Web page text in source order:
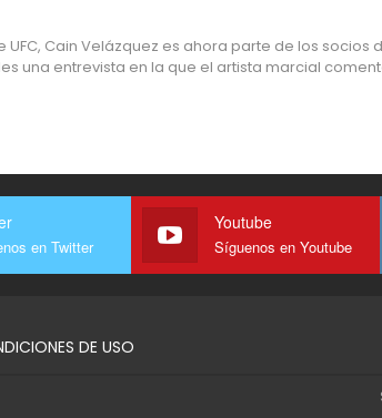
UFC, Cain Velázquez es ahora parte de los
una entrevista en la que el artista marcial
en Twitter
Youtube
Síguenos en Youtube
DE USO